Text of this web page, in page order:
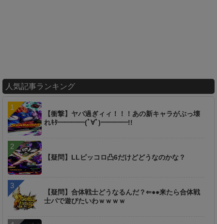
人気記事ランキング
【衝撃】ヤバ過ぎィィ！！！あの新キャラがぶっ壊
れｷﾀ━━━━(ﾟ∀ﾟ)━━━━!!
【疑問】LLピッコロ凸6だけどどうなのかな？
【疑問】合体戦士どうなるんだ？⇐●●来たら合体戦
士パで遊びたいわｗｗｗｗ